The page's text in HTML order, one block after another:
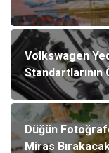
Volkswagen
Standartlarının
Düğün
Miras